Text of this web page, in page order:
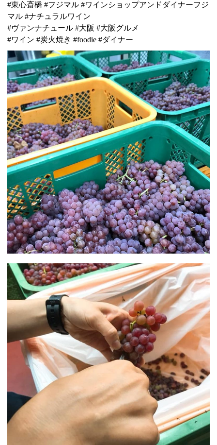
#東心斎橋 #フジマル #ワインショップアンドダイナーフジ
マル #ナチュラルワイン
#ヴァンナチュール #大阪 #大阪グルメ
#ワイン #炭火焼き #foodie #ダイナー